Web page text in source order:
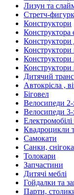
Лизун та
Стретч-
Конструктори
Конструктора
Конструктори
Конструктори
Конструктори
Конструктори
Дитячий
Автокрісла ,
Біговел
Велосипеди 2-
Велосипеди 3-
Електромобілі
Квадроцикли
Самокати
Санки,
Толокари
Запчастини
Дитячі меблі
Гойдалки та
Парти,